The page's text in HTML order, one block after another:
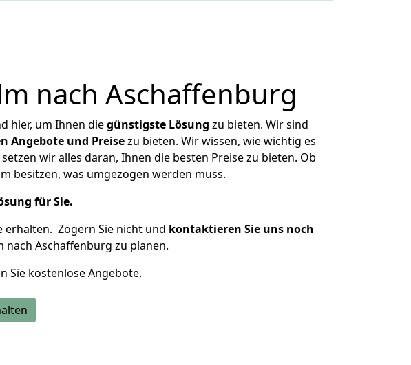
nach Aschaffenburg
hier, um Ihnen diegünstigste Lösung zu bieten. Wir sind
Angebote und Preisezu bieten. Wir wissen, wie wichtig es
wir alles daran, Ihnen die besten Preise zu bieten. Ob
besitzen, was umgezogen werden muss.
für Sie.
erhalten. Zögern Sie nicht und kontaktieren Sie uns noch
Aschaffenburg zu planen.
Sie kostenlose Angebote.